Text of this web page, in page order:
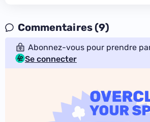
Commentaires (9)
Abonnez-vous pour prendre
Se connecter